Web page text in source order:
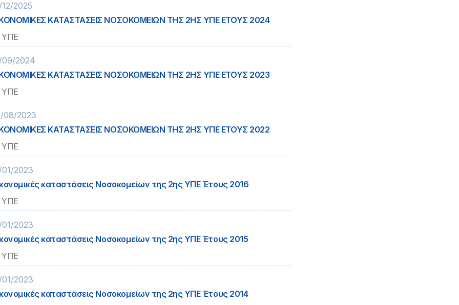
2025
ΚΑΤΑΣΤΑΣΕΙΣ ΝΟΣΟΚΟΜΕΙΩΝ ΤΗΣ 2ΗΣ ΥΠΕ ΕΤΟΥΣ 2024
ΥΠΕ
09/2024
ΚΑΤΑΣΤΑΣΕΙΣ ΝΟΣΟΚΟΜΕΙΩΝ ΤΗΣ 2ΗΣ ΥΠΕ ΕΤΟΥΣ 2023
ΥΠΕ
08/2023
ΚΑΤΑΣΤΑΣΕΙΣ ΝΟΣΟΚΟΜΕΙΩΝ ΤΗΣ 2ΗΣ ΥΠΕ ΕΤΟΥΣ 2022
ΥΠΕ
01/2023
καταστάσεις Νοσοκομείων της 2ης ΥΠΕ Έτους 2016
ΥΠΕ
01/2023
καταστάσεις Νοσοκομείων της 2ης ΥΠΕ Έτους 2015
ΥΠΕ
01/2023
καταστάσεις Νοσοκομείων της 2ης ΥΠΕ Έτους 2014